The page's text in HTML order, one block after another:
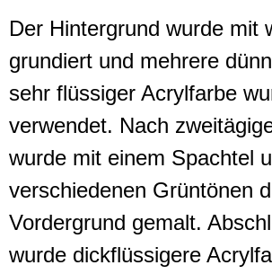
Der Hintergrund wurde mit
grundiert und mehrere
sehr flüssiger Acrylfarbe
verwendet. Nach
wurde mit einem Spachtel
verschiedenen Grüntönen
Vordergrund gemalt.
wurde dickflüssigere